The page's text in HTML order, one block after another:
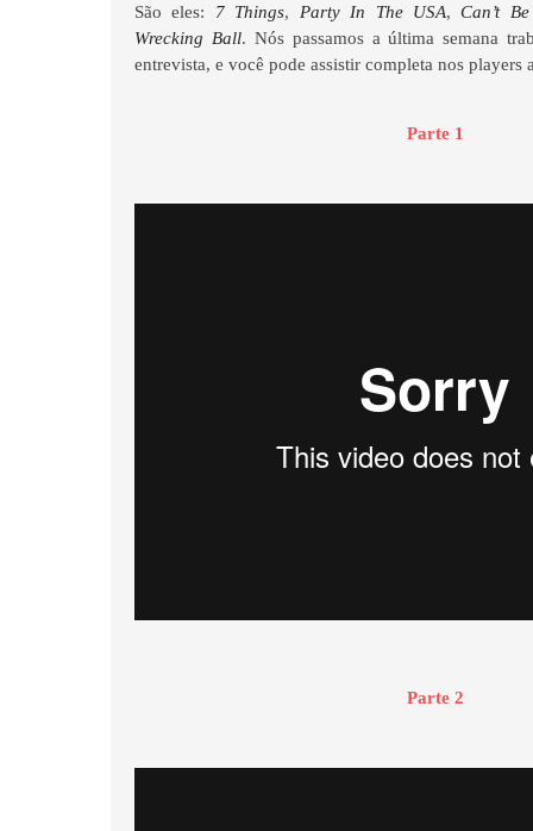
São eles: 7 Things, Party In The USA,Can’t
Wrecking Ball. Nós passamos a última semana
entrevista, e você pode assistir completa nos players
Parte 1
Parte 2